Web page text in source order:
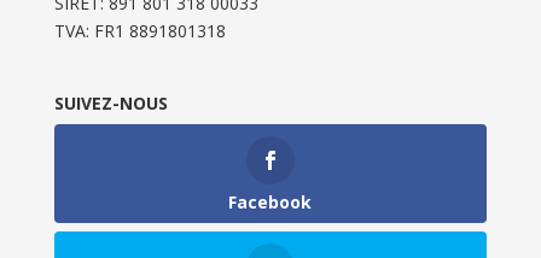
TVA: FR1 8891801318
SUIVEZ-NOUS
Facebook